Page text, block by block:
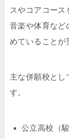
スやコアコース
音楽や体育など
めていることが
主な併願校とし
す。
公立高校（